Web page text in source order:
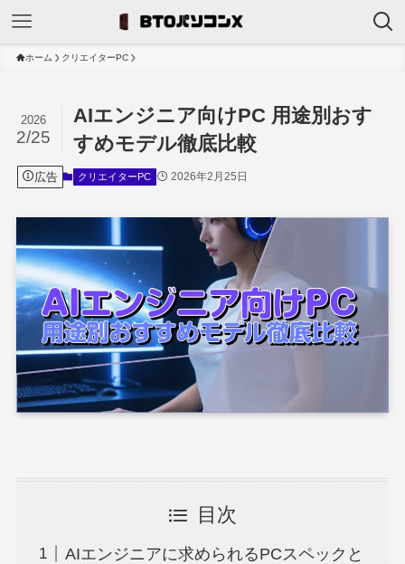
ホーム クリエイターPC
AIエンジニア向けPC 用途別おす
すめモデル徹底比較
2026
2/25
広告 クリエイターPC 2026年2月25日
目次
AIエンジニアに求められるPCスペックと